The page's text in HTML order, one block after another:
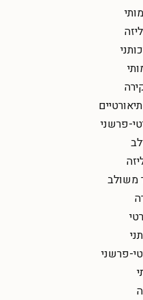
פרשני
משולב
פרשני